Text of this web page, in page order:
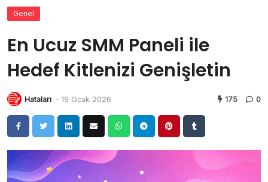
Genel
En Ucuz SMM Paneli ile
Hedef Kitlenizi Genişletin
Hataları - 19 Ocak 2026 175 0